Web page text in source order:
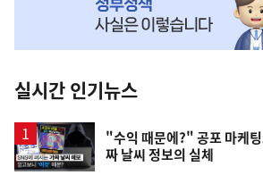
뉴
스
실시간 인기뉴스
영
상
"수익 때문에?" 공포 마케
짜 날씨 정보의 실체